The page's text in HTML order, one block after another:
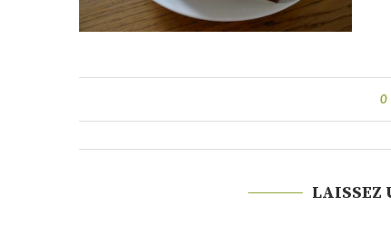
0
LAISSEZ